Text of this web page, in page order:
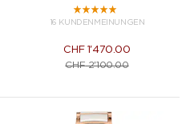
16 KUNDENMEINUNGEN
CHF 1'470.00
CHF2'100.00